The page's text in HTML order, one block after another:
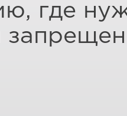
где